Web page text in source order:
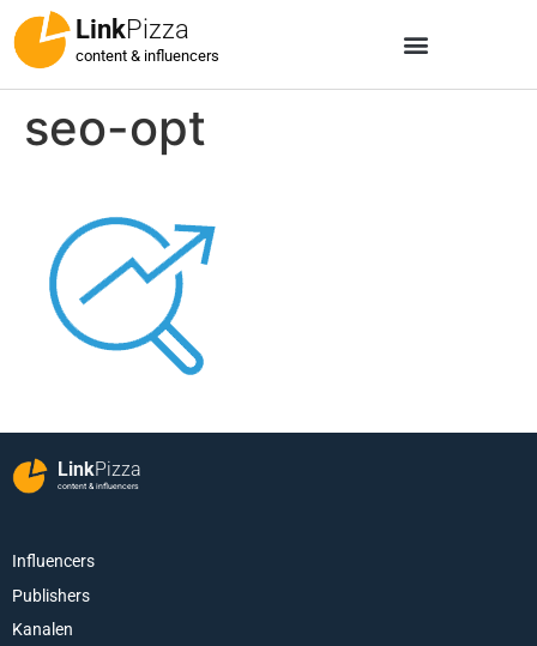
LinkPizza
content & influencers
seo-opt
LinkPizza
content & influencers
Influencers
Publishers
Kanalen